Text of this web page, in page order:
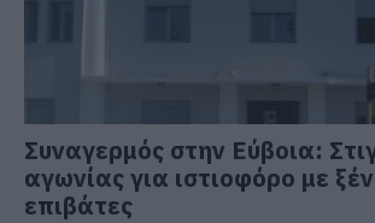
Συναγερμός στην Εύβοια:
αγωνίας για ιστιοφόρο με
επιβάτες